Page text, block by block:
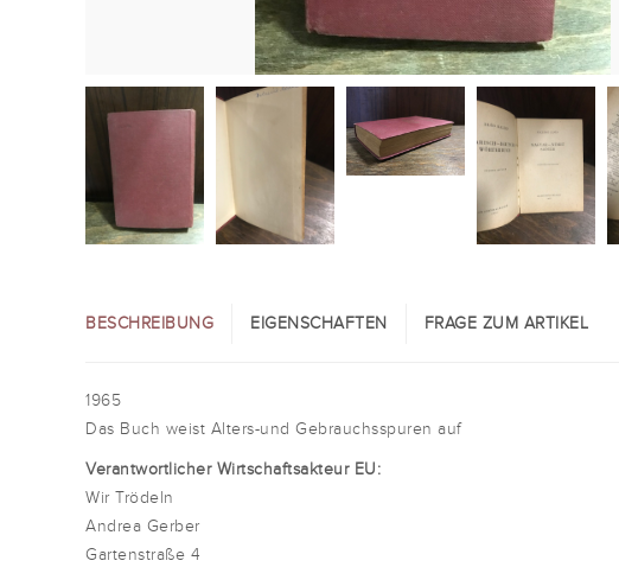
BESCHREIBUNG EIGENSCHAFTEN FRAGE ZUM ARTIKEL
1965
Das Buch weist Alters-und Gebrauchsspuren auf
Verantwortlicher Wirtschaftsakteur EU:
Wir Trödeln
Andrea Gerber
Gartenstraße 4